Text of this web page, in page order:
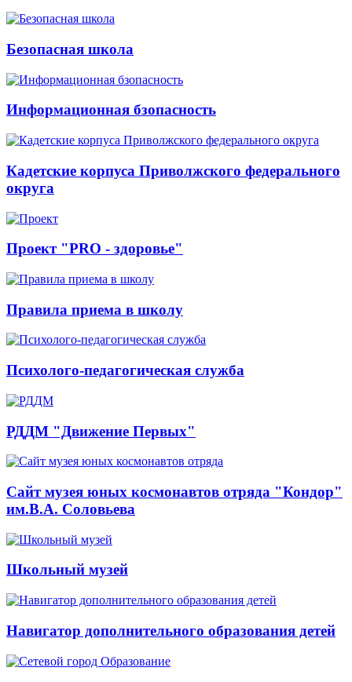
Безопасная школа
Информационная бзопасность
Кадетские корпуса Приволжского федерального
округа
Проект "PRO - здоровье"
Правила приема в школу
Психолого-педагогическая служба
РДДМ "Движение Первых"
Сайт музея юных космонавтов отряда "Кондор"
им.В.А. Соловьева
Школьный музей
Навигатор дополнительного образования детей